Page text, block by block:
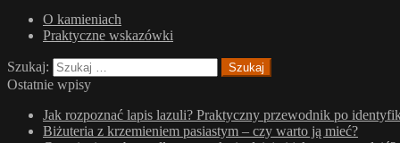
O kamieniach
Praktyczne wskazówki
Szukaj:
Ostatnie wpisy
Jak rozpoznać lapis lazuli? Praktyczny przewodnik po
Biżuteria z krzemieniem pasiastym – czy warto ją mieć?